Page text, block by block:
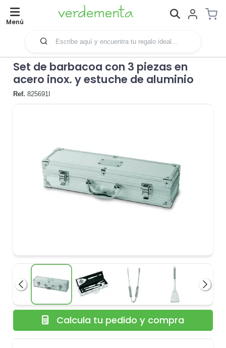
Menú
Set de barbacoa con 3 piezas en
acero inox. y estuche de aluminio
Ref. 825691I
Anterior
Calcula tu pedido y compra